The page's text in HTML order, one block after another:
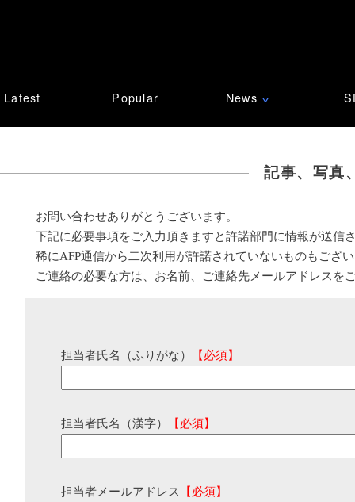
Latest Popular News ∨
記事、写真
お問い合わせありがとうございます。
下記に必要事項をご入力頂きますと許諾部門に情報が送信
稀にAFP通信から二次利用が許諾されていないものもござ
ご連絡の必要な方は、お名前、ご連絡先メールアドレスを
担当者氏名（ふりがな） 【必須】
担当者氏名（漢字） 【必須】
担当者メールアドレス 【必須】